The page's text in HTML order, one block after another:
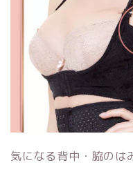
気になる背中・脇のは